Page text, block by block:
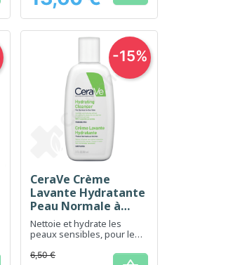
Aperçu rapide
CeraVe Crème
Lavante Hydratante
Peau Normale à
Sèche - 88 ml
Nettoie et hydrate les
peaux sensibles, pour le
6,50 €
-15%